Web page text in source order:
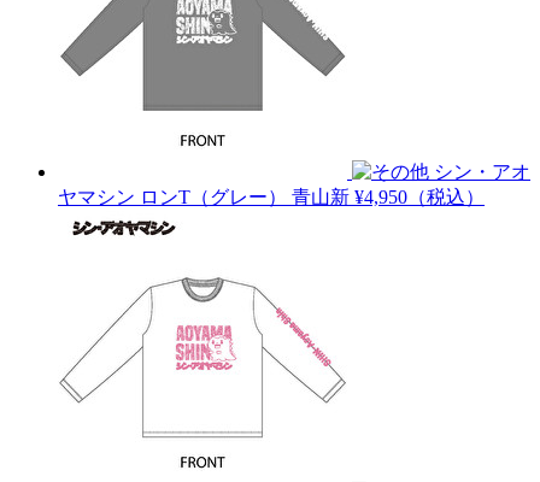
シン・アオ
ヤマシン ロンT（グレー） 青山新 ¥4,950（税込）